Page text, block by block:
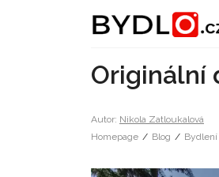
Originální
Autor: Nikola Zatloukalová
Homepage / Blog / Bydlení